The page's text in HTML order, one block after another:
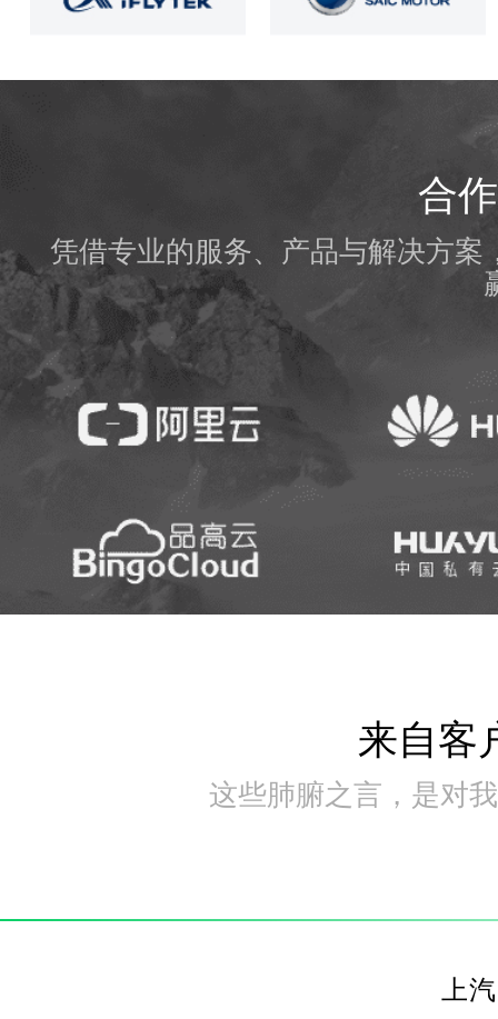
合
凭借专业的服务、产品与解决方
来自客
这些肺腑之言，是对
上